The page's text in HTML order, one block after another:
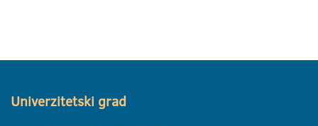
Univerzitetski grad